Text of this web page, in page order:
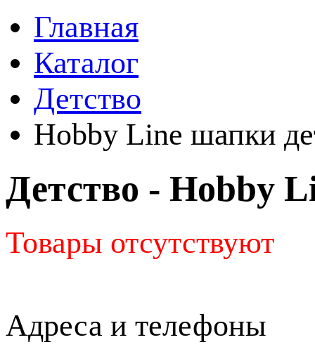
Главная
Каталог
Детство
Hobby Line шапки
Детство - Hobby
Товары отсутствуют
Адреса и телефоны